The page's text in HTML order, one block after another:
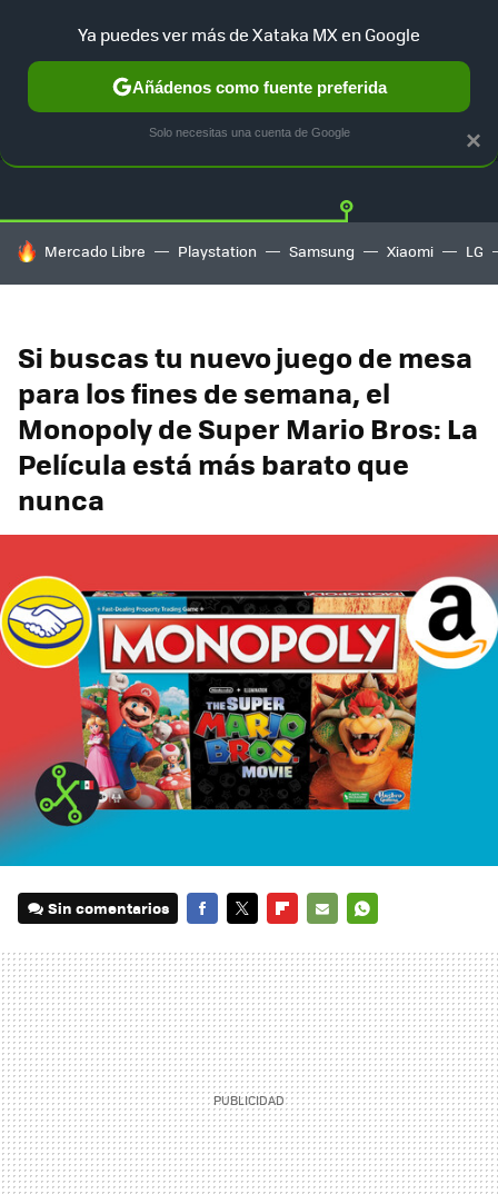
GUÍA DE COMPRAS MERCADO LIBRE
HOY SE HABLA DE
Mercado Libre Playstation Samsung Xiaomi LG
Si buscas tu nuevo juego de mesa
para los fines de semana, el
Monopoly de Super Mario Bros: La
Película está más barato que
nunca
Sin comentarios
MAIL
×
Ya puedes ver más de Xataka MX en Google
Añádenos como fuente preferida
Solo necesitas una cuenta de Google